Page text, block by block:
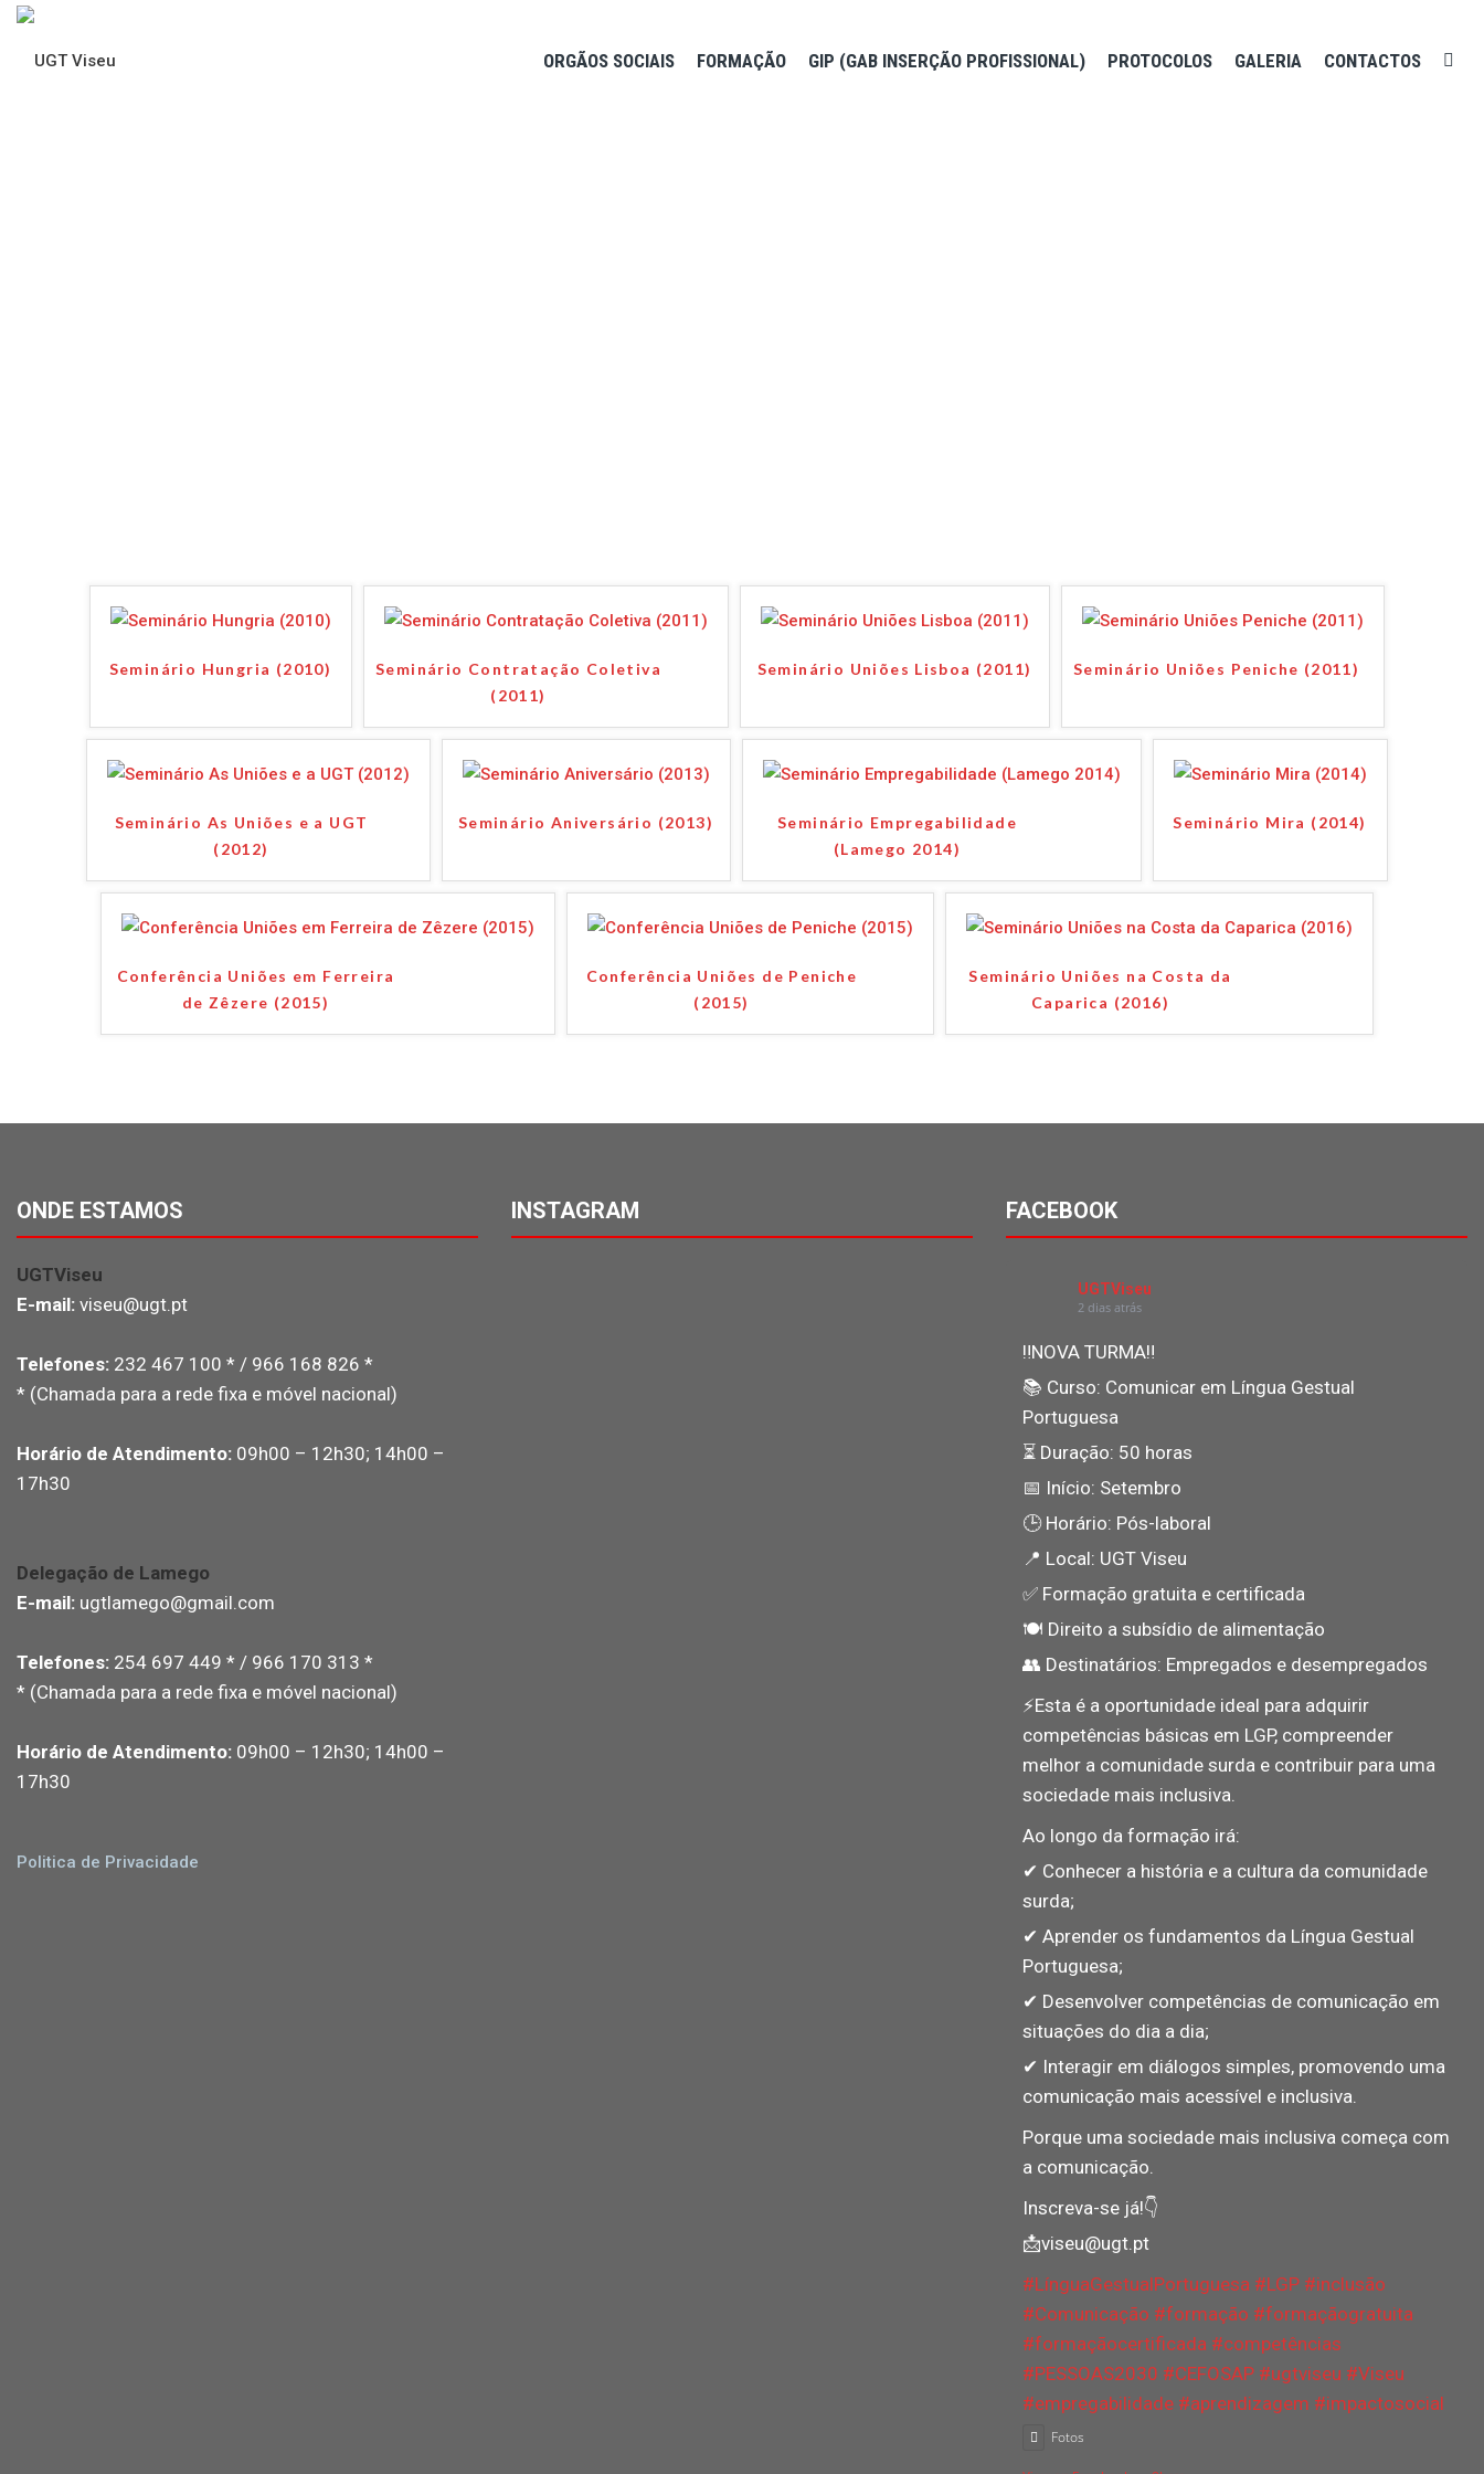
ORGÃOS SOCIAIS FORMAÇÃO GIP (GAB INSERÇÃO PROFISSIONAL) PROTOCOLOS GALERIA CONTACTOS
Seminário Hungria (2010)
Seminário Contratação Coletiva
(2011)
Seminário Uniões Lisboa (2011) Seminário Uniões Peniche (2011)
Seminário As Uniões e a UGT
(2012)
Seminário Aniversário (2013)
Seminário Empregabilidade
(Lamego 2014)
Seminário Mira (2014)
Conferência Uniões em Ferreira
de Zêzere (2015)
Conferência Uniões de Peniche
(2015)
Seminário Uniões na Costa da
Caparica (2016)
ONDE ESTAMOS
UGTViseu
E-mail: viseu@ugt.pt
Telefones: 232 467 100 * / 966 168 826 *
* (Chamada para a rede fixa e móvel nacional)
Horário de Atendimento: 09h00 – 12h30; 14h00 –
17h30
Delegação de Lamego
E-mail: ugtlamego@gmail.com
Telefones: 254 697 449 * / 966 170 313 *
* (Chamada para a rede fixa e móvel nacional)
Horário de Atendimento: 09h00 – 12h30; 14h00 –
17h30
Politica de Privacidade
INSTAGRAM FACEBOOK
UGTViseu
2 dias atrás
‼NOVA TURMA‼
📚 Curso: Comunicar em Língua Gestual
Portuguesa
⏳ Duração: 50 horas
📅 Início: Setembro
🕒 Horário: Pós-laboral
📍 Local: UGT Viseu
✅ Formação gratuita e certificada
🍽️ Direito a subsídio de alimentação
👥 Destinatários: Empregados e desempregados
⚡️Esta é a oportunidade ideal para adquirir
competências básicas em LGP, compreender
melhor a comunidade surda e contribuir para uma
sociedade mais inclusiva.
Ao longo da formação irá:
✔ Conhecer a história e a cultura da comunidade
surda;
✔ Aprender os fundamentos da Língua Gestual
Portuguesa;
✔ Desenvolver competências de comunicação em
situações do dia a dia;
✔ Interagir em diálogos simples, promovendo uma
comunicação mais acessível e inclusiva.
Porque uma sociedade mais inclusiva começa com
a comunicação.
Inscreva-se já!👇
📩viseu@ugt.pt
#LínguaGestualPortuguesa #LGP #inclusão
#Comunicação #formação #formaçãogratuita
#formaçãocertificada #competências
#PESSOAS2030 #CEFOSAP #ugtviseu #Viseu
#empregabilidade #aprendizagem #impactosocial
Fotos